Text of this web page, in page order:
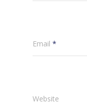
Email *
Website